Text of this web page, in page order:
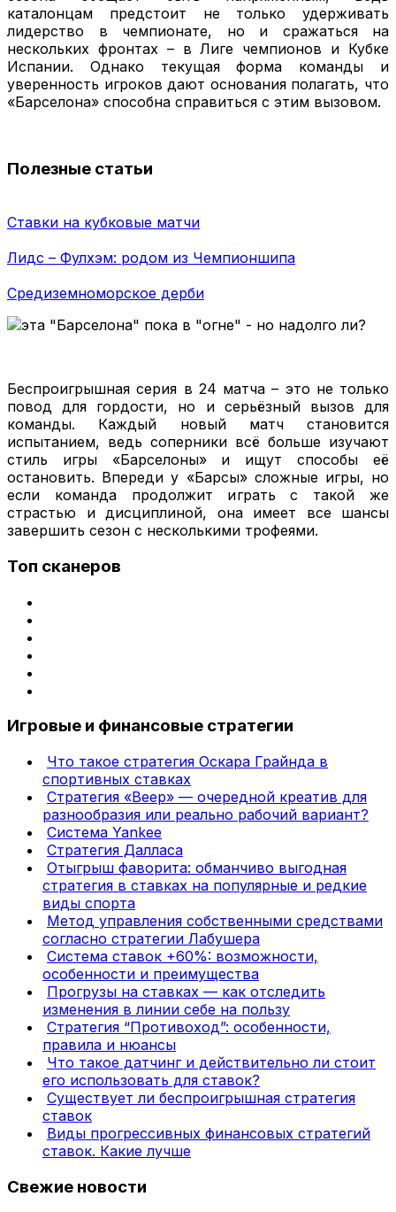
каталонцам предстоит не только удерживать
лидерство в чемпионате, но и сражаться на
нескольких фронтах – в Лиге чемпионов и Кубке
Испании. Однако текущая форма команды и
уверенность игроков дают основания полагать, что
«Барселона» способна справиться с этим вызовом.
Полезные статьи
Ставки на кубковые матчи
Лидс – Фулхэм: родом из Чемпионшипа
Средиземноморское дерби
Беспроигрышная серия в 24 матча – это не только
повод для гордости, но и серьёзный вызов для
команды. Каждый новый матч становится
испытанием, ведь соперники всё больше изучают
стиль игры «Барселоны» и ищут способы её
остановить. Впереди у «Барсы» сложные игры, но
если команда продолжит играть с такой же
страстью и дисциплиной, она имеет все шансы
завершить сезон с несколькими трофеями.
Топ сканеров
Игровые и финансовые стратегии
Что такое стратегия Оскара Грайнда в
спортивных ставках
Стратегия «Веер» — очередной креатив для
разнообразия или реально рабочий вариант?
Система Yankee
Стратегия Далласа
Отыгрыш фаворита: обманчиво выгодная
стратегия в ставках на популярные и редкие
виды спорта
Метод управления собственными средствами
согласно стратегии Лабушера
Система ставок +60%: возможности,
особенности и преимущества
Прогрузы на ставках — как отследить
изменения в линии себе на пользу
Стратегия “Противоход”: особенности,
правила и нюансы
Что такое датчинг и действительно ли стоит
его использовать для ставок?
Существует ли беспроигрышная стратегия
ставок
Виды прогрессивных финансовых стратегий
ставок. Какие лучше
Свежие новости